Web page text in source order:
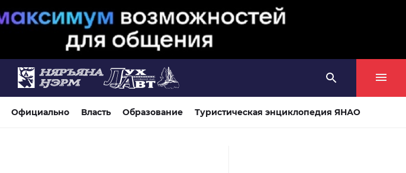
Официально Власть Образование Туристическая энциклопедия ЯНАО